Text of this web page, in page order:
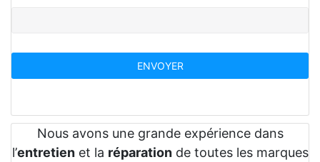
Nous avons une grande expérience dans
l’entretienet la réparationde toutes les marques